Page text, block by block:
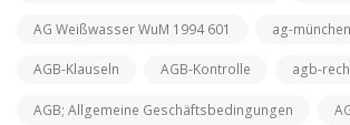
AG Weißwasser WuM 1994 601 ag-münchen
AGB-Klauseln AGB-Kontrolle agb-
AGB; Allgemeine Geschäftsbedingungen